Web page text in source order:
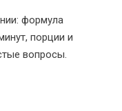
формула
порции и
вопросы.